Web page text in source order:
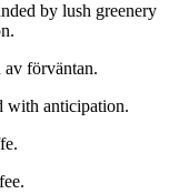
by lush greenery
förväntan.
with anticipation.